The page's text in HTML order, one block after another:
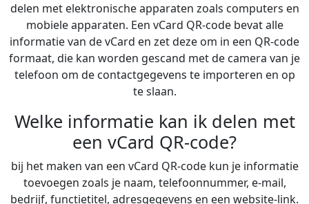
delen met elektronische apparaten zoals computers en
mobiele apparaten. Een vCard QR-code bevat alle
informatie van de vCard en zet deze om in een QR-code
formaat, die kan worden gescand met de camera van je
telefoon om de contactgegevens te importeren en op
te slaan.
Welke informatie kan ik delen met
een vCard QR-code?
bij het maken van een vCard QR-code kun je informatie
toevoegen zoals je naam, telefoonnummer, e-mail,
bedrijf, functietitel, adresgegevens en een website-link.